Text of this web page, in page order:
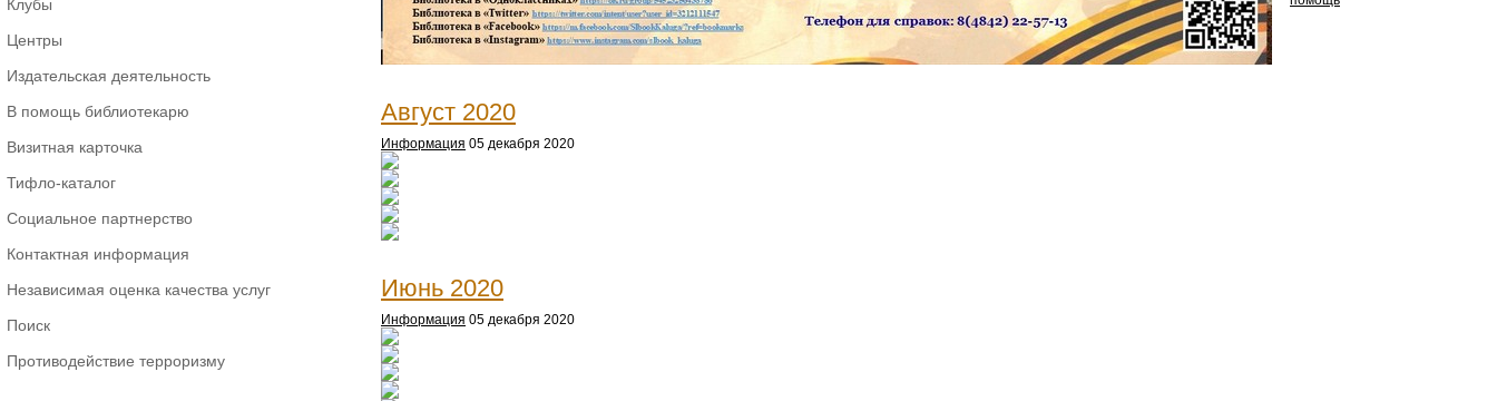
Клубы
Центры
Издательская деятельность
В помощь библиотекарю
Визитная карточка
Тифло-каталог
Социальное партнерство
Контактная информация
Независимая оценка качества услуг
Поиск
Противодействие терроризму
Август 2020
Информация 05 декабря 2020
Июнь 2020
Информация 05 декабря 2020